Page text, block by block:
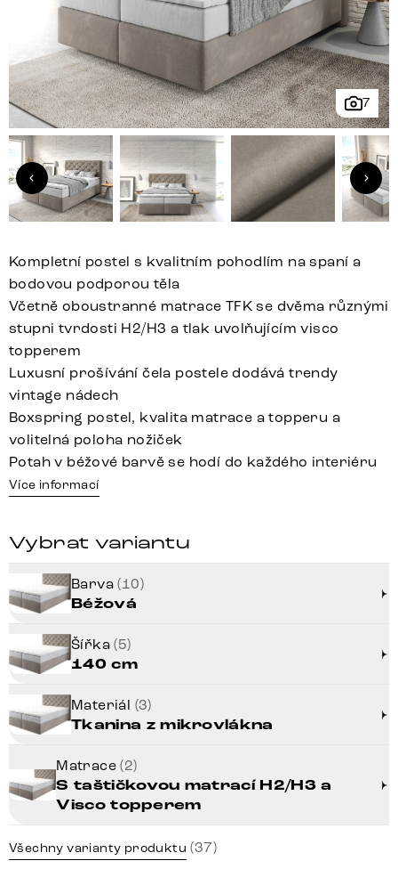
7
Kompletní postel s kvalitním pohodlím na spaní a
bodovou podporou těla
Včetně oboustranné matrace TFK se dvěma různými
stupni tvrdosti H2/H3 a tlak uvolňujícím visco
topperem
Luxusní prošívání čela postele dodává trendy
vintage nádech
Boxspring postel, kvalita matrace a topperu a
volitelná poloha nožiček
Potah v béžové barvě se hodí do každého interiéru
Více informací
Vybrat variantu
Barva(10)
Béžová
Šířka(5)
140 cm
Materiál (3)
Tkanina z mikrovlákna
Matrace(2)
S taštičkovou matrací H2/H3 a
Visco topperem
Všechny varianty produktu (37)